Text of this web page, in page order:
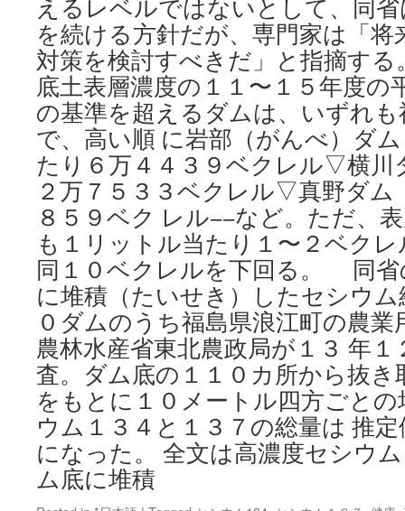
えるレベルではないとして、同
を続ける方針だが、専門家は「
対策を検討すべきだ」と指摘する
底土表層濃度の１１〜１５年度の
の基準を超えるダムは、いずれ
で、高い順 に岩部（がんべ）ダ
たり６万４４３９ベクレル▽横川
２万７５３３ベクレル▽真野ダム
８５９ベク レル−−など。ただ、
も１リットル当たり１〜２ベク
同１０ベクレルを下回る。 同省
に堆積（たいせき）したセシウ
０ダムのうち福島県浪江町の農
農林水産省東北農政局が１３ 年
査。ダム底の１１０カ所から抜
をもとに１０メートル四方ごと
ウム１３４と１３７の総量は 推
になった。 全文は高濃度セシウ
ム底に堆積